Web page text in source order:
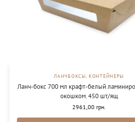
ЛАНЧБОКСЫ, КОНТЕЙНЕРЫ
Ланч-бокс 700 мл крафт-белый
окошком. 450 шт/ящ
2961,00 грн.